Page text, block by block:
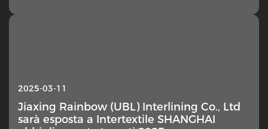
2025-03-11
Jiaxing Rainbow (UBL) Interlining Co., Ltd
sarà esposta a Intertextile SHANGHAI